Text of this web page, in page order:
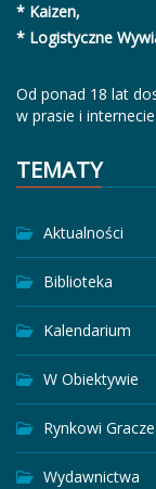
* Kaizen,
* Logistyczne
Od ponad 18 lat
w prasie i internecie.
TEMATY
Aktualności
Biblioteka
Kalendarium
W Obiektywie
Rynkowi Gracze
Wydawnictwa